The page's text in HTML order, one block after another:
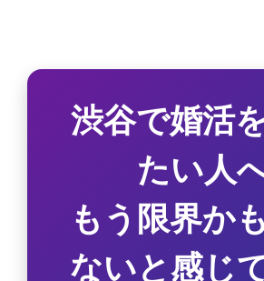
渋谷で婚活
たい人
もう限界か
ないと感じ